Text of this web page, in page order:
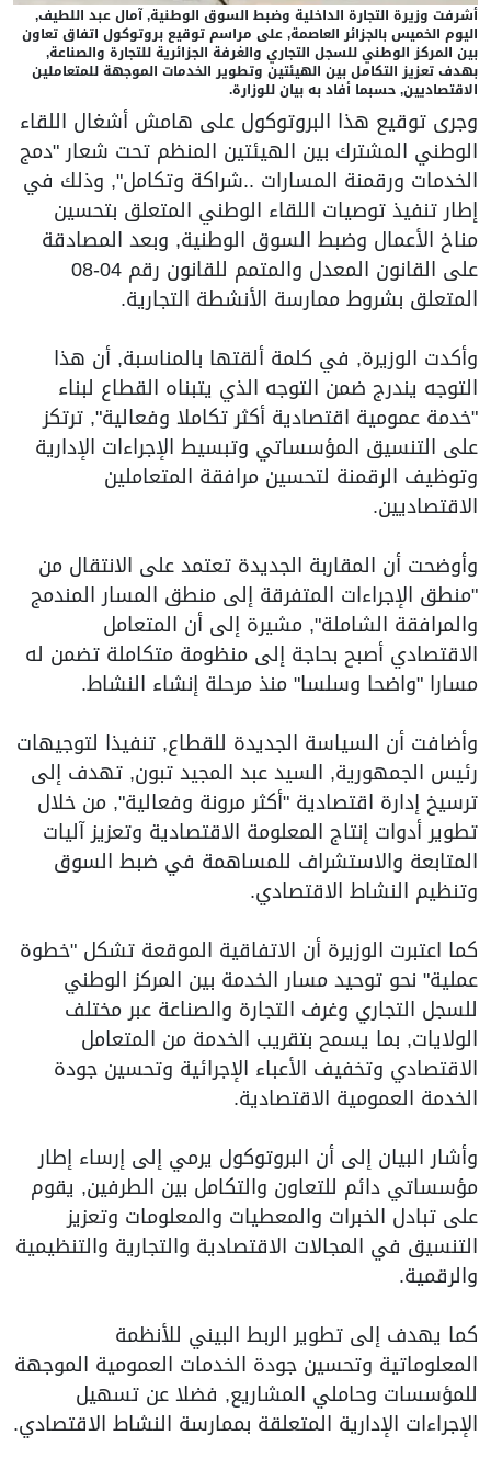
أشرفت وزيرة التجارة الداخلية وضبط السوق الوطنية, آمال عبد اللطيف,
اليوم الخميس بالجزائر العاصمة, على مراسم توقيع بروتوكول اتفاق تعاون
بين المركز الوطني للسجل التجاري والغرفة الجزائرية للتجارة والصناعة,
بهدف تعزيز التكامل بين الهيئتين وتطوير الخدمات الموجهة للمتعاملين
الاقتصاديين, حسبما أفاد به بيان للوزارة.
وجرى توقيع هذا البروتوكول على هامش أشغال اللقاء
الوطني المشترك بين الهيئتين المنظم تحت شعار "دمج
الخدمات ورقمنة المسارات ..شراكة وتكامل", وذلك في
إطار تنفيذ توصيات اللقاء الوطني المتعلق بتحسين
مناخ الأعمال وضبط السوق الوطنية, وبعد المصادقة
على القانون المعدل والمتمم للقانون رقم 04-08
المتعلق بشروط ممارسة الأنشطة التجارية.
وأكدت الوزيرة, في كلمة ألقتها بالمناسبة, أن هذا
التوجه يندرج ضمن التوجه الذي يتبناه القطاع لبناء
"خدمة عمومية اقتصادية أكثر تكاملا وفعالية", ترتكز
على التنسيق المؤسساتي وتبسيط الإجراءات الإدارية
وتوظيف الرقمنة لتحسين مرافقة المتعاملين
الاقتصاديين.
وأوضحت أن المقاربة الجديدة تعتمد على الانتقال من
"منطق الإجراءات المتفرقة إلى منطق المسار المندمج
والمرافقة الشاملة", مشيرة إلى أن المتعامل
الاقتصادي أصبح بحاجة إلى منظومة متكاملة تضمن له
مسارا "واضحا وسلسا" منذ مرحلة إنشاء النشاط.
وأضافت أن السياسة الجديدة للقطاع, تنفيذا لتوجيهات
رئيس الجمهورية, السيد عبد المجيد تبون, تهدف إلى
ترسيخ إدارة اقتصادية "أكثر مرونة وفعالية", من خلال
تطوير أدوات إنتاج المعلومة الاقتصادية وتعزيز آليات
المتابعة والاستشراف للمساهمة في ضبط السوق
وتنظيم النشاط الاقتصادي.
كما اعتبرت الوزيرة أن الاتفاقية الموقعة تشكل "خطوة
عملية" نحو توحيد مسار الخدمة بين المركز الوطني
للسجل التجاري وغرف التجارة والصناعة عبر مختلف
الولايات, بما يسمح بتقريب الخدمة من المتعامل
الاقتصادي وتخفيف الأعباء الإجرائية وتحسين جودة
الخدمة العمومية الاقتصادية.
وأشار البيان إلى أن البروتوكول يرمي إلى إرساء إطار
مؤسساتي دائم للتعاون والتكامل بين الطرفين, يقوم
على تبادل الخبرات والمعطيات والمعلومات وتعزيز
التنسيق في المجالات الاقتصادية والتجارية والتنظيمية
والرقمية.
كما يهدف إلى تطوير الربط البيني للأنظمة
المعلوماتية وتحسين جودة الخدمات العمومية الموجهة
للمؤسسات وحاملي المشاريع, فضلا عن تسهيل
الإجراءات الإدارية المتعلقة بممارسة النشاط الاقتصادي.